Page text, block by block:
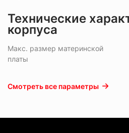
Технические
корпуса
Макс. размер материнской
платы
Смотреть все параметры